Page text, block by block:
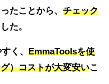
たことから、 チェック
た。
く、 EmmaToolsを使
）コストが大変安いこ